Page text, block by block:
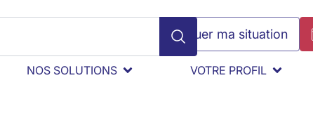
Évaluer ma situation
NOS SOLUTIONS VOTRE PROFIL